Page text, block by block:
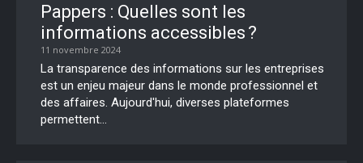
Pappers : Quelles sont les
informations accessibles ?
11 novembre 2024
La transparence des informations sur les entreprises
est un enjeu majeur dans le monde professionnel et
des affaires. Aujourd'hui, diverses plateformes
permettent...